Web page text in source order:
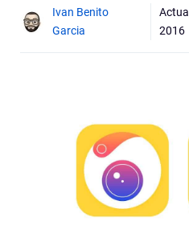
Ivan Benito
Garcia
2016